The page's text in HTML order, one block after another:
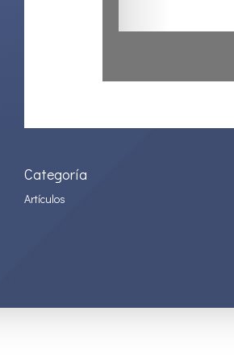
Categoría
Artículos